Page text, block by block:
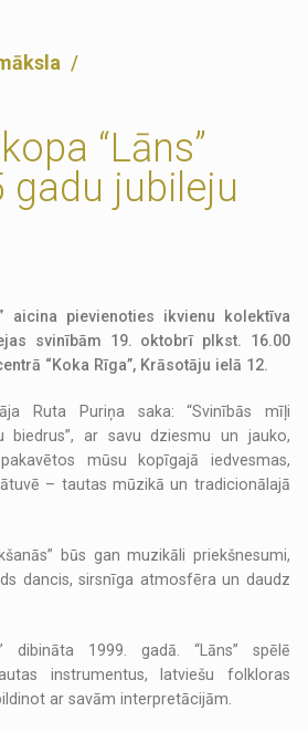
“Lāns”
gadu jubileju
aicina pievienoties ikvienu kolektīva
svinībām 19. oktobrī plkst. 16.00
“Koka Rīga”, Krāsotāju ielā 12.
Ruta Puriņa saka: “Svinībās mīļi
biedrus”, ar savu dziesmu un jauko,
mūsu kopīgajā iedvesmas,
– tautas mūzikā un tradicionālajā
būs gan muzikāli priekšnesumi,
dancis, sirsnīga atmosfēra un daudz
dibināta 1999. gadā. “Lāns” spēlē
instrumentus, latviešu folkloras
ar savām interpretācijām.